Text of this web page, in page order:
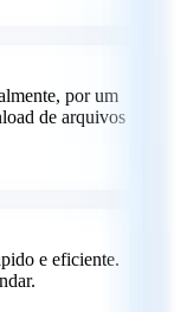
por um
de arquivos
e eficiente.